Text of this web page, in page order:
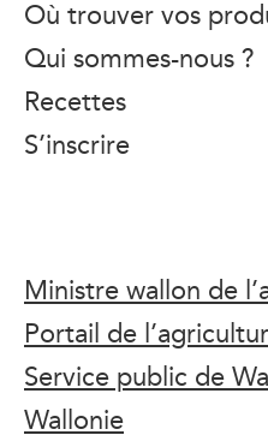
Où trouver vos
Qui sommes-nous ?
Recettes
S’inscrire
Ministre wallon de
Portail de
Service public de
Wallonie